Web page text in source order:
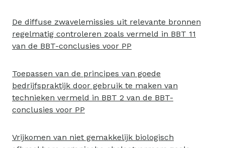
De diffuse zwavelemissies uit relevante bronnen
regelmatig controleren zoals vermeld in BBT 11
van de BBT-conclusies voor PP
Toepassen van de principes van goede
bedrijfspraktijk door gebruik te maken van
technieken vermeld in BBT 2 van de BBT-
conclusies voor PP
Vrijkomen van niet gemakkelijk biologisch